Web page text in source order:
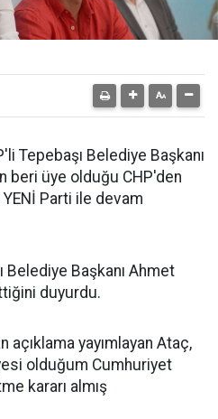
Tepebaşı Belediye Başkanı
beri üye olduğu CHP'den
Parti ile devam
Belediye Başkanı Ahmet
duyurdu.
açıklama yayımlayan Ataç,
olduğum Cumhuriyet
kararı almış